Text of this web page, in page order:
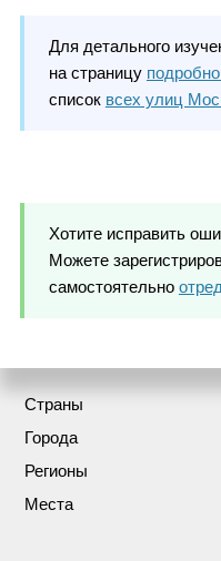
Для детального
на страницу
список всех улиц
Хотите исправить
Можете
самостоятельно
Страны
Города
Регионы
Места